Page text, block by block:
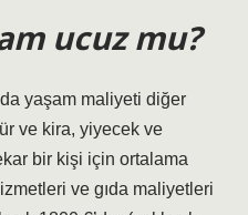
ucuz mu?
yaşam maliyeti diğer
ve kira, yiyecek ve
bir kişi için ortalama
ve gıda maliyetleri